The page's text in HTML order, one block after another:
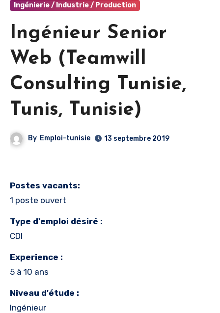
Ingénierie / Industrie / Production
Ingénieur Senior
Web (Teamwill
Consulting Tunisie,
Tunis, Tunisie)
By Emploi-tunisie 13 septembre 2019
Postes vacants:
1 poste ouvert
Type d'emploi désiré :
CDI
Experience :
5 à 10 ans
Niveau d'étude :
Ingénieur